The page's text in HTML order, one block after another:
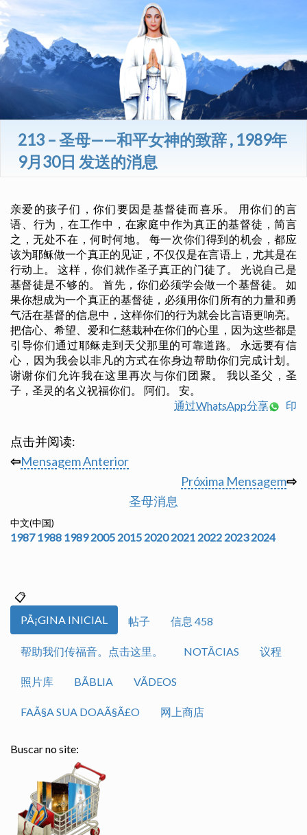
213 – 圣母——和平女神的致辞 , 1989年
9月30日 发送的消息
亲爱的孩子们，你们要因是基督徒而喜乐。 用你们的言
语、行为，在工作中，在家庭中作为真正的基督徒，简言
之，无处不在，何时何地。 每一次你们得到的机会，都应
该为耶稣做一个真正的见证，不仅仅是在言语上，尤其是在
行动上。 这样，你们就作圣子真正的门徒了。 光说自己是
基督徒是不够的。 首先，你们必须学会做一个基督徒。 如
果你想成为一个真正的基督徒，必须用你们所有的力量和勇
气活在基督的信息中，这样你们的行为就会比言语更响亮。
把信心、希望、爱和仁慈栽种在你们的心里，因为这些都是
引导你们通过耶稣走到天父那里的可靠道路。 永远要有信
心，因为我会以非凡的方式在你身边帮助你们完成计划。
谢谢你们允许我在这里再次与你们团聚。 我以圣父，圣
子，圣灵的名义祝福你们。 阿们。 安。
通过WhatsApp分享
印
点击并阅读:
⇦Mensagem Anterior
Próxima Mensagem⇨
圣母消息
中文(中国)
1987 1988 1989 2005 2015 2020 2021 2022 2023 2024
PÃ¡GINA INICIAL 帖子 信息 458
帮助我们传福音。点击这里。 NOTÃ­CIAS 议程
照片库 BÃ­BLIA VÃ­DEOS
FAÃ§A SUA DOAÃ§Ã£O 网上商店
Buscar no site: